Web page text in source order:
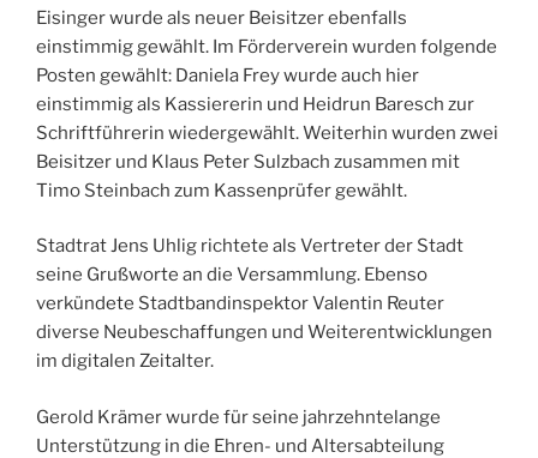
Eisinger wurde als neuer Beisitzer ebenfalls
einstimmig gewählt. Im Förderverein wurden folgende
Posten gewählt: Daniela Frey wurde auch hier
einstimmig als Kassiererin und Heidrun Baresch zur
Schriftführerin wiedergewählt. Weiterhin wurden zwei
Beisitzer und Klaus Peter Sulzbach zusammen mit
Timo Steinbach zum Kassenprüfer gewählt.
Stadtrat Jens Uhlig richtete als Vertreter der Stadt
seine Grußworte an die Versammlung. Ebenso
verkündete Stadtbandinspektor Valentin Reuter
diverse Neubeschaffungen und Weiterentwicklungen
im digitalen Zeitalter.
Gerold Krämer wurde für seine jahrzehntelange
Unterstützung in die Ehren- und Altersabteilung